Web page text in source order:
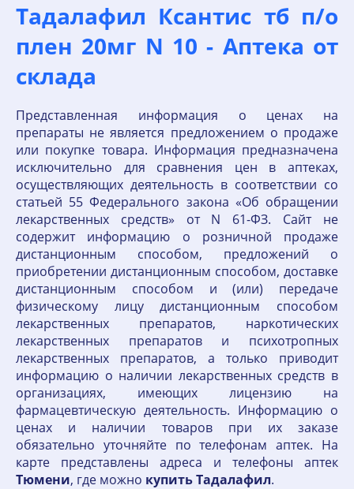
Тадалафил Ксантис тб п/о
плен 20мг N 10 - Аптека от
склада
Представленная информация о ценах на
препараты не является предложением о продаже
или покупке товара. Информация предназначена
исключительно для сравнения цен в аптеках,
осуществляющих деятельность в соответствии со
статьей 55 Федерального закона «Об обращении
лекарственных средств» от N 61-ФЗ. Сайт не
содержит информацию о розничной продаже
дистанционным способом, предложений о
приобретении дистанционным способом, доставке
дистанционным способом и (или) передаче
физическому лицу дистанционным способом
лекарственных препаратов, наркотических
лекарственных препаратов и психотропных
лекарственных препаратов, а только приводит
информацию о наличии лекарственных средств в
организациях, имеющих лицензию на
фармацевтическую деятельность. Информацию о
ценах и наличии товаров при их заказе
обязательно уточняйте по телефонам аптек. На
карте представлены адреса и телефоны аптек
Тюмени, где можно купитьТадалафил.